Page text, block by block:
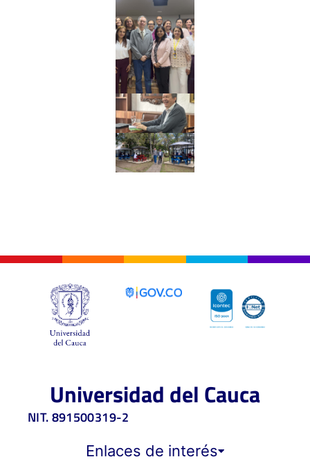
Universidad del Cauca
NIT. 891500319-2
Enlaces de interés